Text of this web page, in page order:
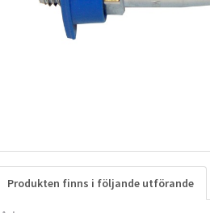
Produkten finns i följande utförande